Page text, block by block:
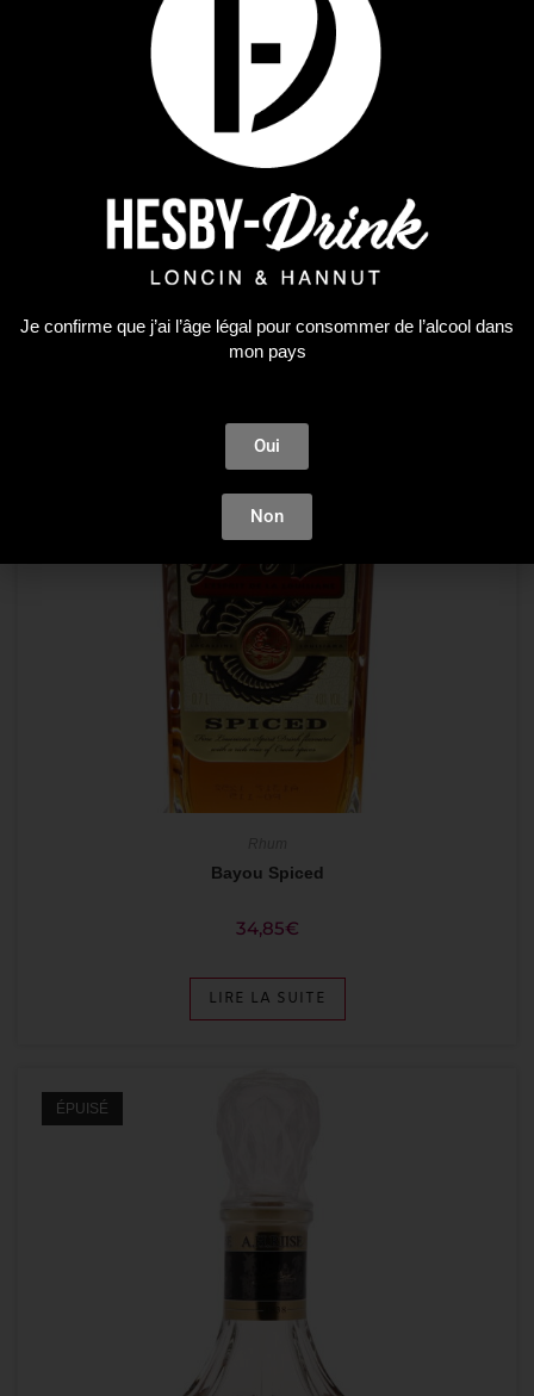
AJOUTER AU PANIER
Bayou Spiced
34,85€
LIRE LA SUITE
ÉPUISÉ
Je confirme que j’ai l’âge légal pour consommer de l’alcool dans
mon pays
Oui
Non